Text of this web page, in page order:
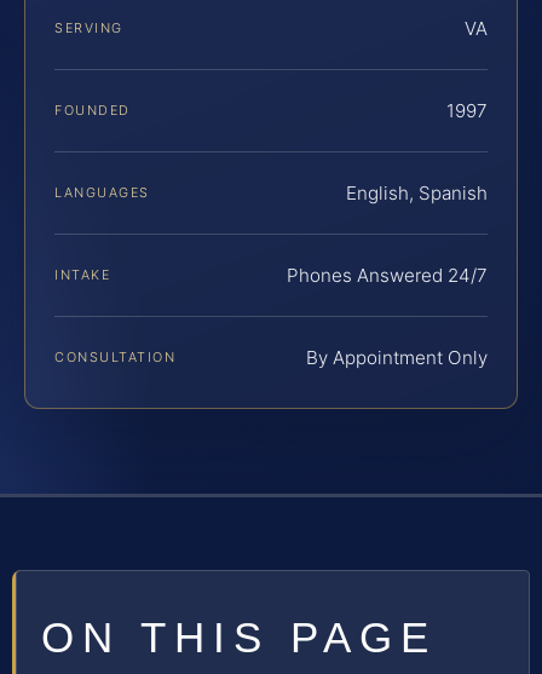
SERVING VA
FOUNDED 1997
LANGUAGES English, Spanish
INTAKE Phones Answered 24/7
CONSULTATION By Appointment Only
ON THIS PAGE